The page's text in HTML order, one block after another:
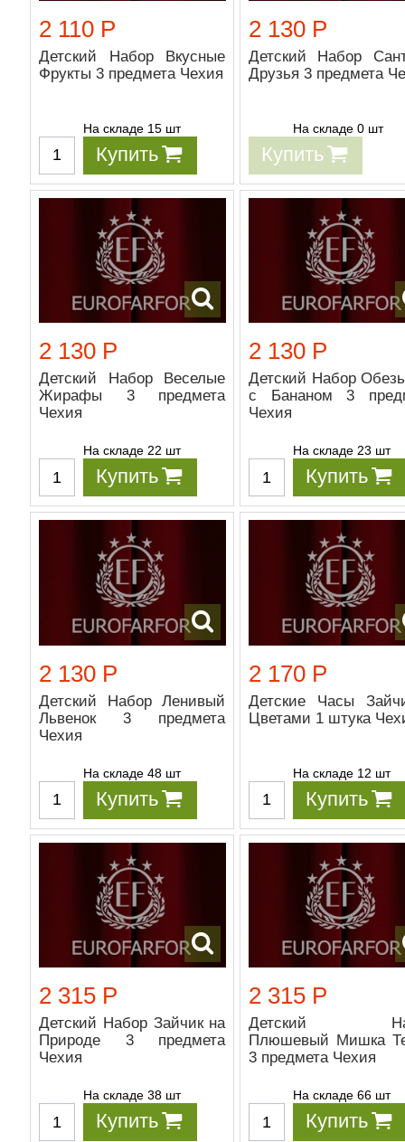
2 110 Р
Детский Набор Вкусные
Фрукты 3 предмета Чехия
На складе 15 шт
Купить
2 130 Р
Детский Набор
Друзья 3 предмета
На складе 0 шт
Купить
2 130 Р
Детский Набор Веселые
Жирафы 3 предмета
Чехия
На складе 22 шт
Купить
2 130 Р
Детский Набор
с Бананом 3
Чехия
На складе 23 шт
Купить
2 130 Р
Детский Набор Ленивый
Львенок 3 предмета
Чехия
На складе 48 шт
Купить
2 170 Р
Детские Часы
Цветами 1 штука
На складе 12 шт
Купить
2 315 Р
Детский Набор Зайчик на
Природе 3 предмета
Чехия
На складе 38 шт
Купить
2 315 Р
Детский
Плюшевый Мишка
3 предмета Чехия
На складе 66 шт
Купить